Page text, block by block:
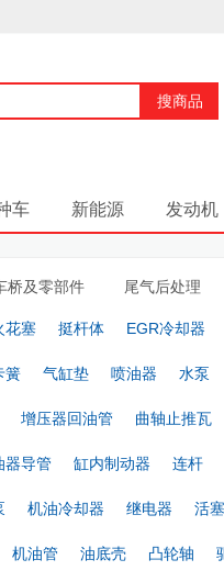
搜商品
车 新能源 发动机
桥及零部件 尾气后处理
花塞 挺杆体 EGR冷却器
簧 气缸垫 喷油器 水泵
增压器回油管 曲轴止推瓦
器导管 缸内制动器 连杆
机油冷却器 继电器 活
机油管 油底壳 凸轮轴